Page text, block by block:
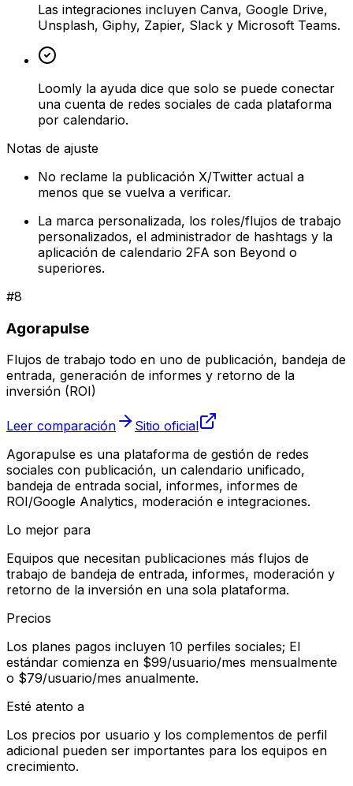
Las integraciones incluyen Canva, Google Drive,
Unsplash, Giphy, Zapier, Slack y Microsoft Teams.
Loomly la ayuda dice que solo se puede conectar
una cuenta de redes sociales de cada plataforma
por calendario.
Notas de ajuste
No reclame la publicación X/Twitter actual a
menos que se vuelva a verificar.
La marca personalizada, los roles/flujos de trabajo
personalizados, el administrador de hashtags y la
aplicación de calendario 2FA son Beyond o
superiores.
#8
Agorapulse
Flujos de trabajo todo en uno de publicación, bandeja de
entrada, generación de informes y retorno de la
inversión (ROI)
Leer comparación
Sitio oficial
Agorapulse es una plataforma de gestión de redes
sociales con publicación, un calendario unificado,
bandeja de entrada social, informes, informes de
ROI/Google Analytics, moderación e integraciones.
Lo mejor para
Equipos que necesitan publicaciones más flujos de
trabajo de bandeja de entrada, informes, moderación y
retorno de la inversión en una sola plataforma.
Precios
Los planes pagos incluyen 10 perfiles sociales; El
estándar comienza en $99/usuario/mes mensualmente
o $79/usuario/mes anualmente.
Esté atento a
Los precios por usuario y los complementos de perfil
adicional pueden ser importantes para los equipos en
crecimiento.